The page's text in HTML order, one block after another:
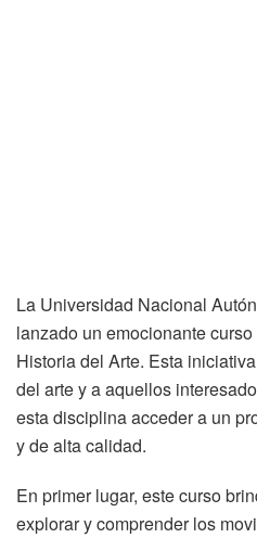
La Universidad Nacional
lanzado un emocionante
Historia del Arte. Esta
del arte y a aquellos
esta disciplina acceder a un
y de alta calidad.
En primer lugar, este curso
explorar y comprender los